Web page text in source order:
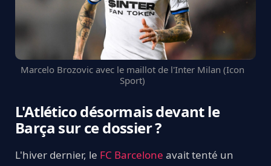
Marcelo Brozovic avec le maillot de l'Inter Milan (Icon
Sport)
L'Atlético désormais devant le
Barça sur ce dossier ?
L'hiver dernier, le FC Barcelone avait tenté un